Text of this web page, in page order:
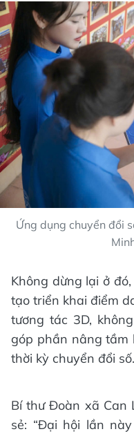
Ứng dụng chuyển đổi
Không dừng lại ở
tạo triển khai điểm
tương tác 3D,
góp phần nâng
thời kỳ chuyển đổi số.
Bí thư Đoàn xã Can
sẻ: “Đại hội lần